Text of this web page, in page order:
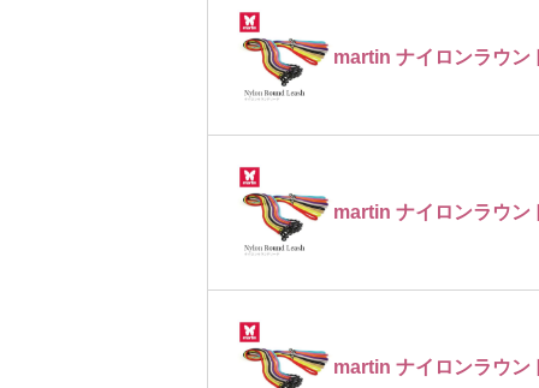
martin ナイロンラウン
martin ナイロンラウン
martin ナイロンラウン